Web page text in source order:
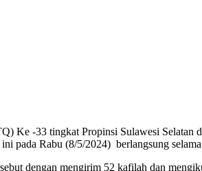
Ke -33 tingkat Propinsi Sulawesi
pada Rabu (8/5/2024) berlangsung
dengan mengirim 52 kafilah dan